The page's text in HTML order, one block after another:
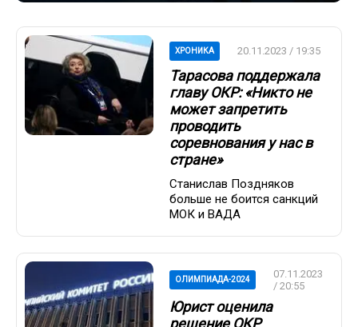
ХРОНИКА 20.11.2023 / 19:35
Тарасова поддержала
главу ОКР: «Никто не
может запретить
проводить
соревнования у нас в
стране»
Станислав Поздняков
больше не боится санкций
МОК и ВАДА
ОЛИМПИАДА-2024
07.11.2023
/ 20:55
Юрист оценила
решение ОКР